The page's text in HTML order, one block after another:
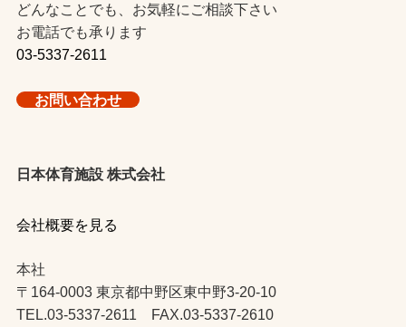
どんなことでも、お気軽にご相談下さい
お電話でも承ります
03-5337-2611
お問い合わせ
日本体育施設 株式会社
会社概要を見る
本社
〒164-0003 東京都中野区東中野3-20-10
TEL.03-5337-2611 FAX.03-5337-2610